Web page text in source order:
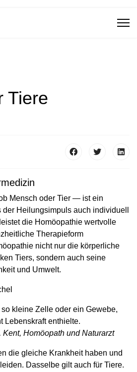
Tiere
Mensch oder Tier — ist ein
der Heilungsimpuls auch individuell
die Homöopathie wertvolle
Therapieform
nicht nur die körperliche
Tiers, sondern auch seine
und Umwelt.
kleine ­Zelle oder ein ­Gewebe,
Lebenskraft enthielte.
Kent, Homöopath und Naturarzt
die gleiche Krankheit haben und
Dasselbe gilt auch für Tiere.